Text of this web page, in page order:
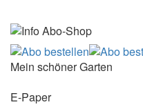
Mein schöner Garten
E-Paper